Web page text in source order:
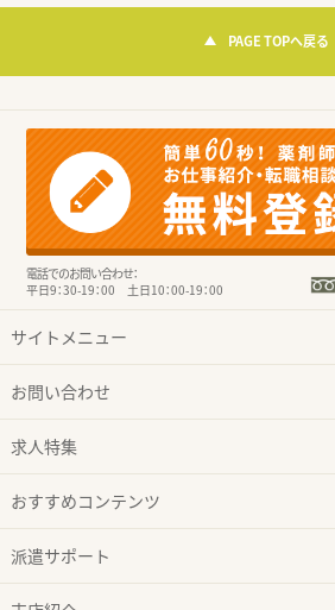
PAGE TOPへ戻る
電話でのお問い合わせ：
平日9：30-19：00 土日10：00-19：00
サイトメニュー
お問い合わせ
求人特集
おすすめコンテンツ
派遣サポート